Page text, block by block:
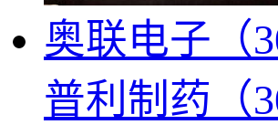
奥联电子（
普利制药（